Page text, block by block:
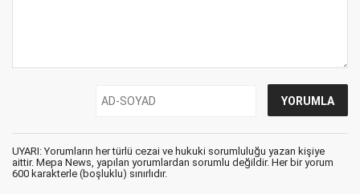
UYARI: Yorumların her türlü cezai ve hukuki sorumluluğu yazan kişiye
aittir. Mepa News, yapılan yorumlardan sorumlu değildir. Her bir yorum
600 karakterle (boşluklu) sınırlıdır.